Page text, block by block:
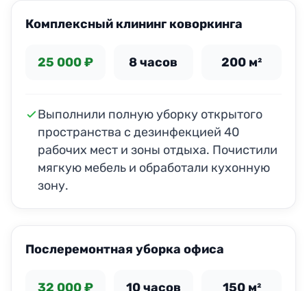
Комплексный клининг коворкинга
25 000 ₽ 8 часов 200 м²
Выполнили полную уборку открытого
пространства с дезинфекцией 40
рабочих мест и зоны отдыха. Почистили
мягкую мебель и обработали кухонную
зону.
Послеремонтная уборка офиса
32 000 ₽ 10 часов 150 м²